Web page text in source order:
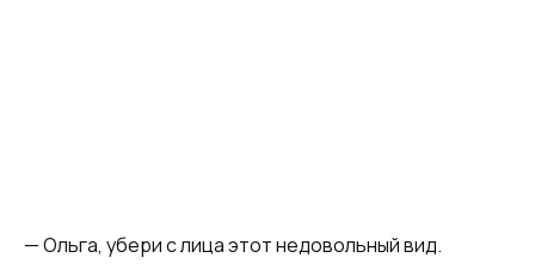
— Ольга, убери с лица этот недовольный вид.